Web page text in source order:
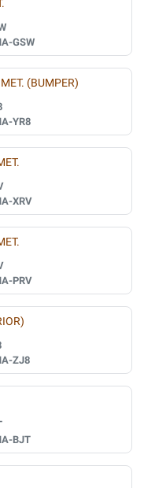
GSW
(BUMPER)
YR8
XRV
PRV
ZJ8
BJT